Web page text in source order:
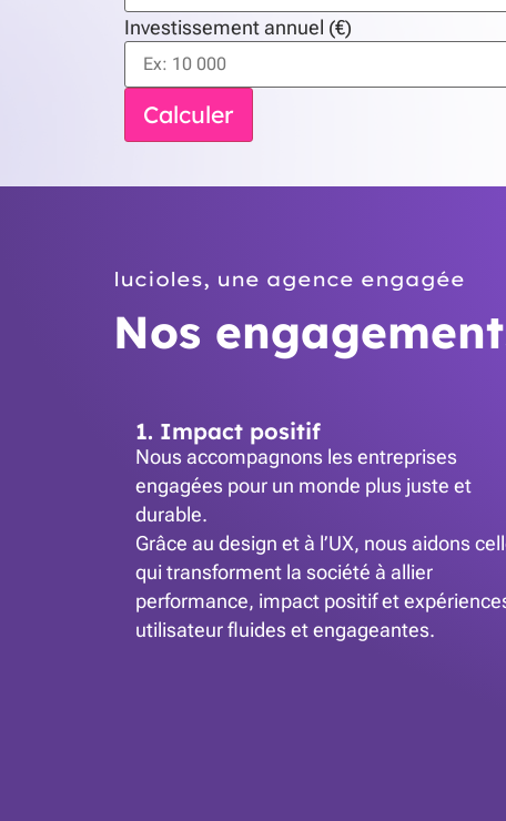
Investissement annuel (€)
Calculer
lucioles, une agence engagée
Nos
1. Impact positif
Nous accompagnons les entreprises
engagées pour un monde plus juste et
durable.
Grâce au design et à l’UX, nous aidons
qui transforment la société à allier
performance, impact positif et
utilisateur fluides et engageantes.